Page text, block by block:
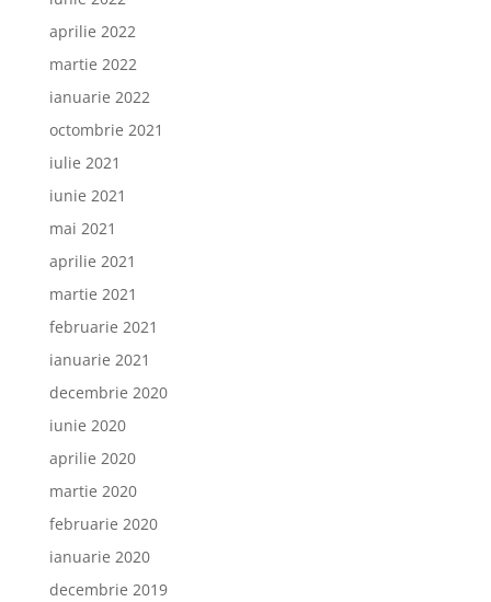
aprilie 2022
martie 2022
ianuarie 2022
octombrie 2021
iulie 2021
iunie 2021
mai 2021
aprilie 2021
martie 2021
februarie 2021
ianuarie 2021
decembrie 2020
iunie 2020
aprilie 2020
martie 2020
februarie 2020
ianuarie 2020
decembrie 2019